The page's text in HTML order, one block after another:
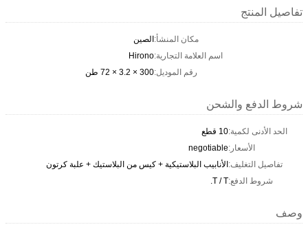
تفاصيل المنتج
مكان المنشأ:الصين
اسم العلامة التجارية:Hirono
رقم الموديل:300 × 3.2 × 72 طن
شروط الدفع والشحن
الحد الأدنى لكمية:10 قطع
الأسعار:negotiable
تفاصيل التغليف:الأنابيب البلاستيكية + كيس من البلاستيك + علبة كرتون
شروط الدفع:T / T.
وصف